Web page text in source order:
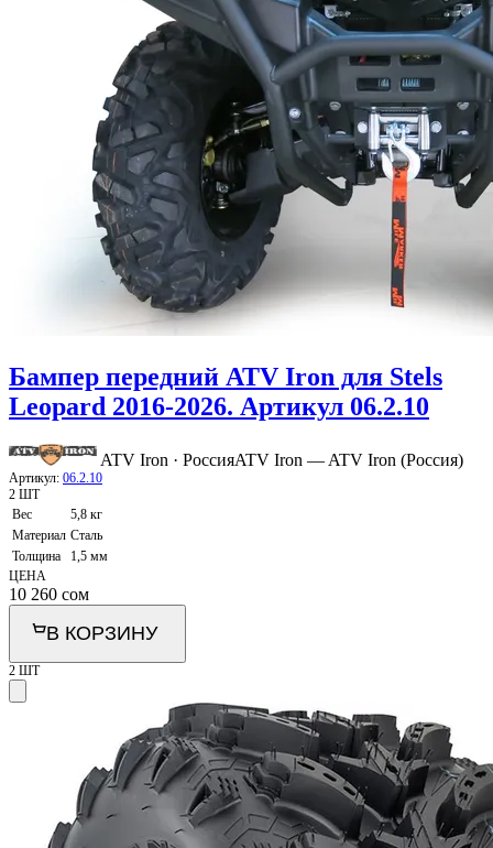
Бампер передний ATV Iron для Stels
Leopard 2016-2026. Артикул 06.2.10
ATV Iron · РоссияATV Iron — ATV Iron (Россия)
Артикул: 06.2.10
2 ШТ
Вес
5,8 кг
Материал Сталь
Толщина
1,5 мм
ЦЕНА
10 260 сом
В КОРЗИНУ
2 ШТ